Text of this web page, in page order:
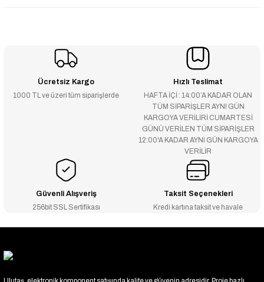
Ücretsiz Kargo
1000 TL ve üzeri tüm siparişlerde
Hızlı Teslimat
HAFTA İÇİ : 14:00’A KADAR OLAN
TÜM SİPARİŞLER AYNI GÜN
KARGOYA VERİLİRİ CUMARTESİ
GÜNÜ VERİLEN TÜM SİPARİŞLER
12:00'A KADAR AYNI GÜN KARGOYA
VERİLİR
Güvenli Alışveriş
256bit SSL Sertifikası
Taksit Seçenekleri
Kredi kartına taksit ve havale